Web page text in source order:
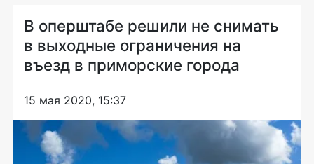
В оперштабе решили не снимать
в выходные ограничения на
въезд в приморские города
15 мая 2020, 15:37